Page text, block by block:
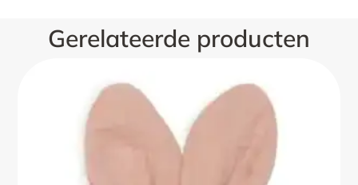
Gerelateerde producten